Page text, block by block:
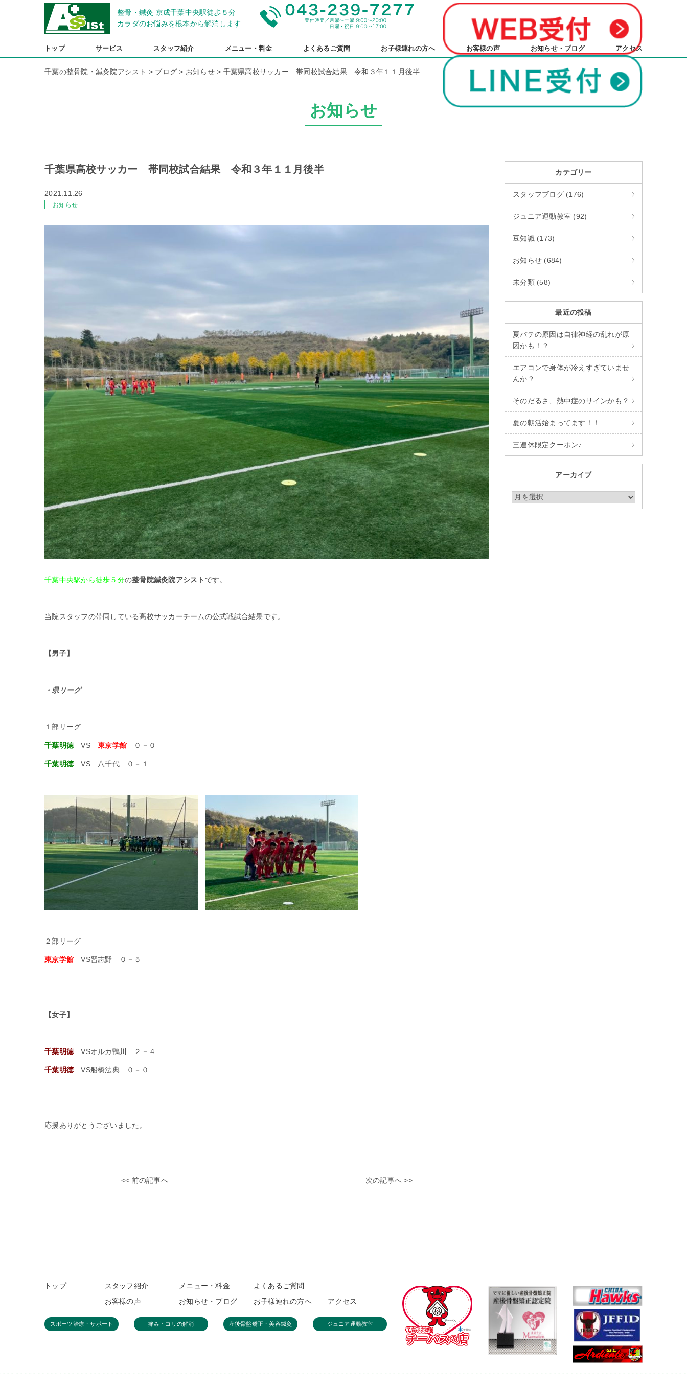
整骨・鍼灸 京成千葉中央駅徒歩５分
カラダのお悩みを根本から解消します
トップ サービス スタッフ紹介 メニュー・料金 よくあるご質問 お子様連れの方へ お客様の声 お知らせ・ブログ アクセス
千葉の整骨院・鍼灸院アシスト > ブログ > お知らせ> 千葉県高校サッカー 帯同校試合結果 令和３年１１月後半
お知らせ
千葉県高校サッカー 帯同校試合結果 令和３年１１月後半
2021.11.26
お知らせ
千葉中央駅から徒歩５分の整骨院鍼灸院アシスト です。
当院スタッフの帯同している高校サッカーチームの公式戦試合結果です。
【男子】
・県リーグ
１部リーグ
千葉明徳 VS 東京学館 ０－０
千葉明徳 VS 八千代 ０－１
２部リーグ
東京学館 VS習志野 ０－５
【女子】
千葉明徳 VSオルカ鴨川 ２－４
千葉明徳 VS船橋法典 ０－０
応援ありがとうございました。
<< 前の記事へ 次の記事へ >>
カテゴリー
スタッフブログ (176)
ジュニア運動教室 (92)
豆知識 (173)
お知らせ (684)
未分類 (58)
最近の投稿
夏バテの原因は自律神経の乱れが原
因かも！？
エアコンで身体が冷えすぎていませ
んか？
そのだるさ、熱中症のサインかも？
夏の朝活始まってます！！
三連休限定クーポン♪
アーカイブ
アーカイブ
トップ スタッフ紹介 メニュー・料金
よくあるご質問
お客様の声
お知らせ・ブログ お子様連れの方へ アクセス
スポーツ治療・サポート 痛み・コリの解消 産後骨盤矯正・美容鍼灸 ジュニア運動教室